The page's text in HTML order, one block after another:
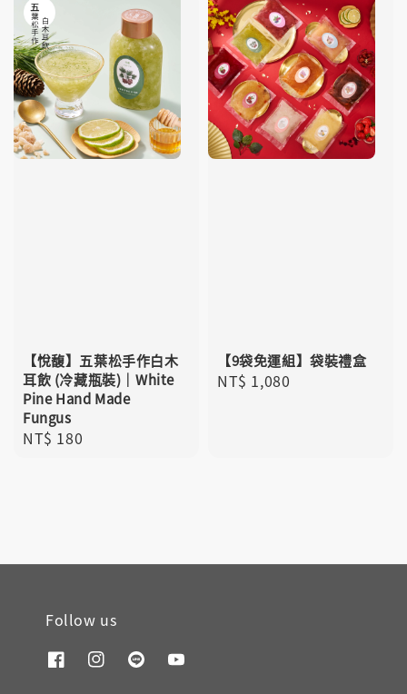
【悅馥】五葉松手作白木
耳飲 (冷藏瓶裝)｜White
Pine Hand Made
Fungus
Regular
NT$ 180
【9袋免運組】袋裝禮盒
Regular
NT$ 1,080
Follow us